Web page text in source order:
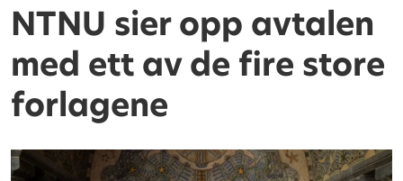
NTNU sier opp avtalen
med ett av de fire store
forlagene